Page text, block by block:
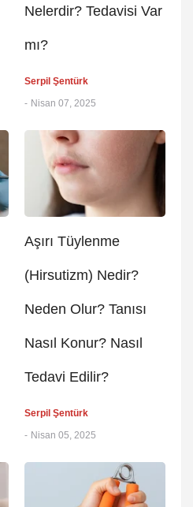
Nelerdir? Tedavisi Var
mı?
Serpil Şentürk
- Nisan 07, 2025
Aşırı Tüylenme
(Hirsutizm) Nedir?
Neden Olur? Tanısı
Nasıl Konur? Nasıl
Tedavi Edilir?
Serpil Şentürk
- Nisan 05, 2025